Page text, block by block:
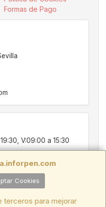
Cookies
terceros para mejorar
Formas de Pago
V:09:00 a 15:30
- Dos Hermanas, SEVILLA,
de 09:00 a 14:00 y de 16:30 a